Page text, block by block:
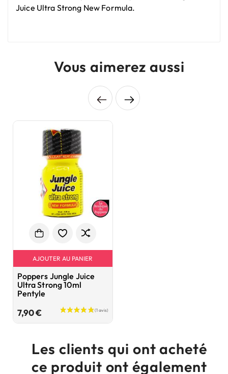
Juice Ultra Strong New Formula.
Vous aimerez aussi
AJOUTER AU PANIER
Poppers Jungle Juice
Ultra Strong 10ml
Pentyle
7,90 €Prix
Les clients qui ont acheté
ce produit ont également